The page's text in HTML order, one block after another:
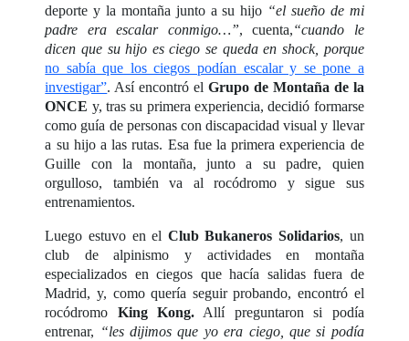
deporte y la montaña junto a su hijo “el sueño de mi
padre era escalar conmigo…”, cuenta,“cuando le
dicen que su hijo es ciego se queda en shock, porque
no sabía que los ciegos podían escalar y se pone a
investigar”. Así encontró el Grupo de Montaña de la
ONCE y, tras su primera experiencia, decidió formarse
como guía de personas con discapacidad visual y llevar
a su hijo a las rutas. Esa fue la primera experiencia de
Guille con la montaña, junto a su padre, quien
orgulloso, también va al rocódromo y sigue sus
entrenamientos.
Luego estuvo en el Club Bukaneros Solidarios, un
club de alpinismo y actividades en montaña
especializados en ciegos que hacía salidas fuera de
Madrid, y, como quería seguir probando, encontró el
rocódromo King Kong. Allí preguntaron si podía
entrenar, “les dijimos que yo era ciego, que si podía